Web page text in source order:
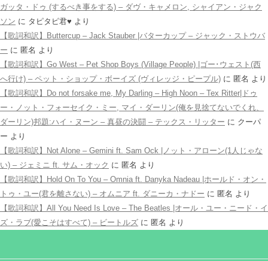
ガッタ・ドゥ (するべき事をする) – ダヴ・キャメロン, シャイアン・ジャク
ソン に タピタピ君♥️ より
【歌詞和訳】Buttercup – Jack Stauber |バターカップ – ジャック・ストウバ
ー に 匿名 より
【歌詞和訳】Go West – Pet Shop Boys (Village People) |ゴー･ウェスト(西
へ行け) – ペット・ショップ・ボーイズ (ヴィレッジ・ピープル) に 匿名 より
【歌詞和訳】Do not forsake me, My Darling – High Noon – Tex Ritter|ドゥ
ー・ノット・フォーセイク・ミー, マイ・ダーリン(俺を見捨てないでくれ、
ダーリン)邦題:ハイ・ヌーン – 真昼の決闘 – テックス・リッター に クーパ
ー より
【歌詞和訳】Not Alone – Gemini ft. Sam Ock |ノット・アローン(1人じゃな
い) – ジェミニ ft. サム・オック に 匿名 より
【歌詞和訳】Hold On To You – Omnia ft. Danyka Nadeau |ホールド・オン・
トゥ・ユー(君を離さない) – オムニア ft. ダニーカ・ナドー に 匿名 より
【歌詞和訳】All You Need Is Love – The Beatles |オール・ユー・ニード・イ
ズ・ラブ(愛こそはすべて) – ビートルズ に 匿名 より